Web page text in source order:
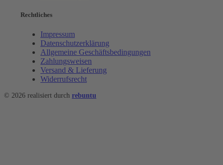
Rechtliches
Impressum
Datenschutzerklärung
Allgemeine Geschäftsbedingungen
Zahlungsweisen
Versand & Lieferung
Widerrufsrecht
© 2026 realisiert durch rebuntu